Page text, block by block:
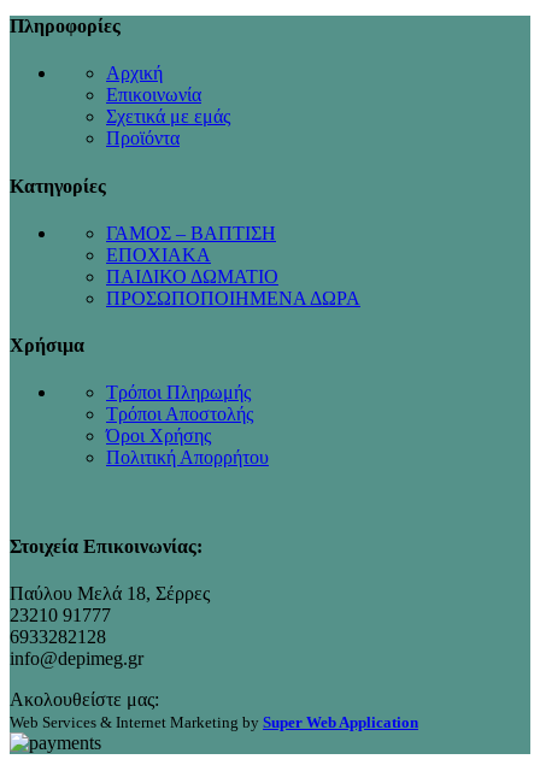
Πληροφορίες
Αρχική
Επικοινωνία
Σχετικά με εμάς
Προϊόντα
Κατηγορίες
ΓΑΜΟΣ – ΒΑΠΤΙΣΗ
ΕΠΟΧΙΑΚΑ
ΠΑΙΔΙΚΟ ΔΩΜΑΤΙΟ
ΠΡΟΣΩΠΟΠΟΙΗΜΕΝΑ ΔΩΡΑ
Χρήσιμα
Τρόποι Πληρωμής
Τρόποι Αποστολής
Όροι Χρήσης
Πολιτική Απορρήτου
Στοιχεία Επικοινωνίας:
Παύλου Μελά 18, Σέρρες
23210 91777
6933282128
info@depimeg.gr
Ακολουθείστε μας:
Web Services & Internet Marketing by Super Web Application